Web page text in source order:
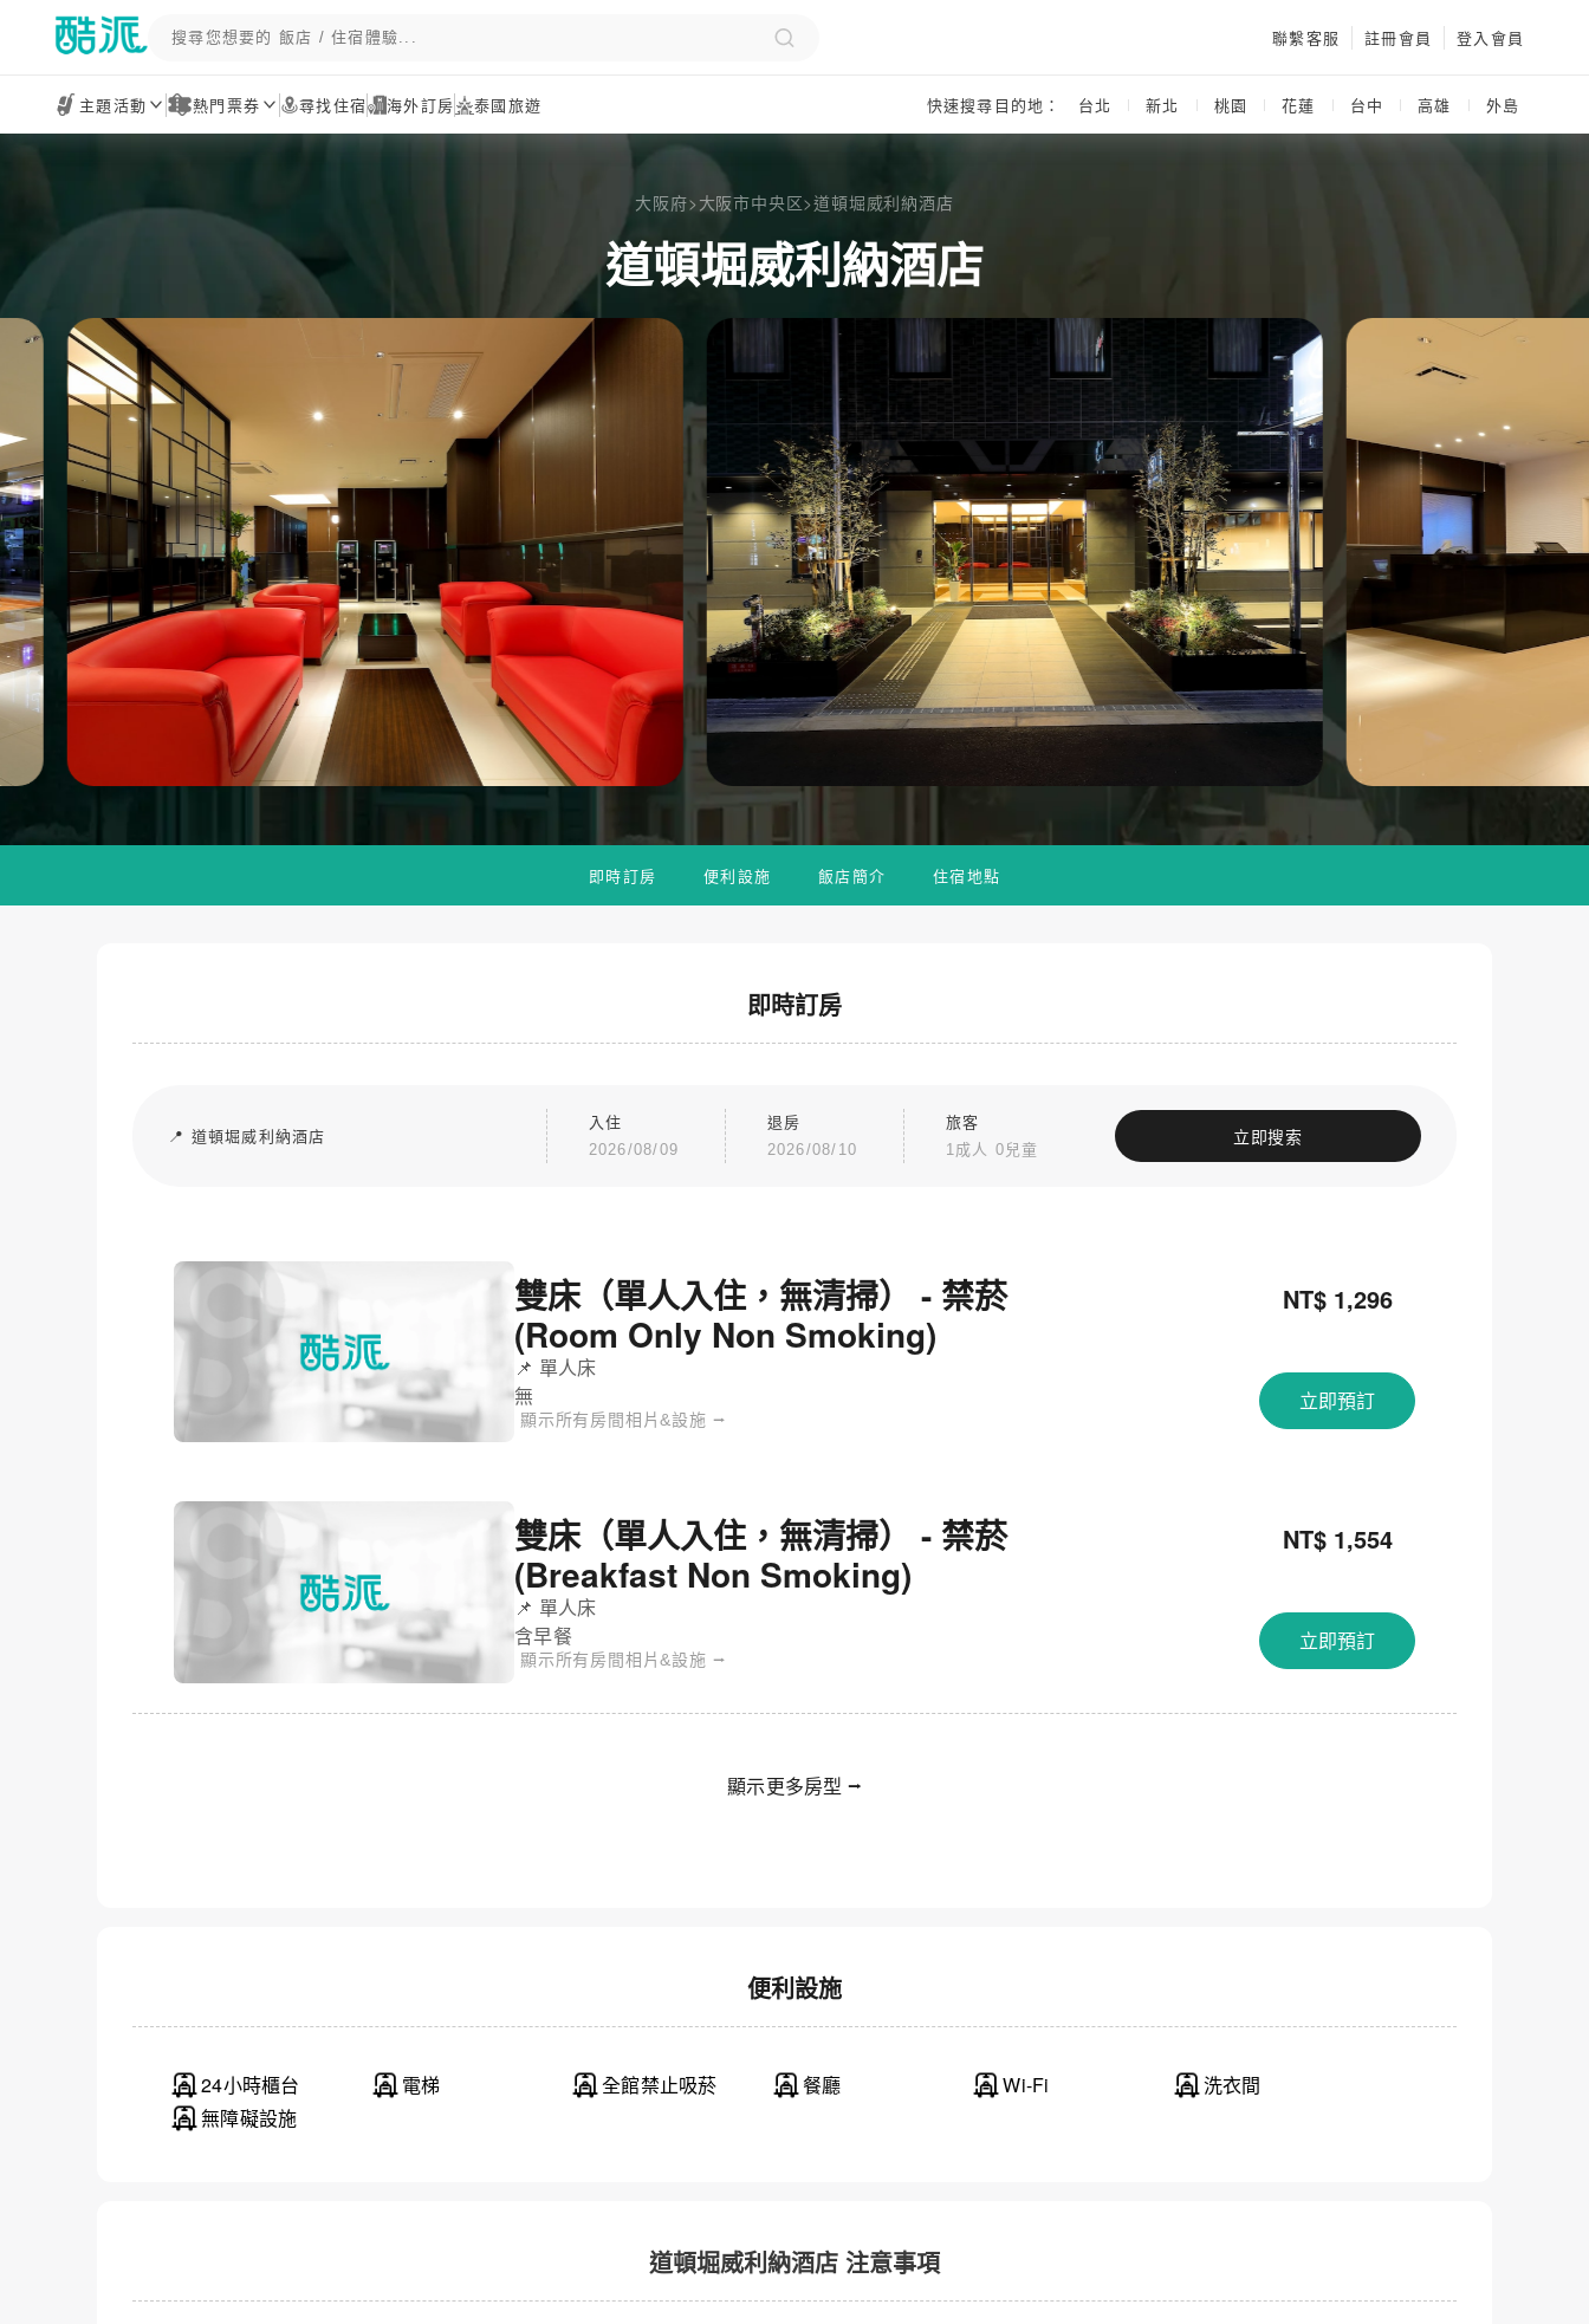
聯繫客服 註冊會員 登入會員
主題活動 熱門票券 尋找住宿 海外訂房 泰國旅遊 快速搜尋目的地： 台北 新北 桃園 花蓮 台中 高雄 外島
大阪府>大阪市中央区>道頓堀威利納酒店
道頓堀威利納酒店
即時訂房 便利設施 飯店簡介 住宿地點
即時訂房
📍 道頓堀威利納酒店
入住
2026/08/09
退房
2026/08/10
旅客
1成人 0兒童
立即搜索
雙床（單人入住，無清掃） - 禁菸
(Room Only Non Smoking)
📌 單人床
無
顯示所有房間相片&設施 ⭢
NT$ 1,296
立即預訂
雙床（單人入住，無清掃） - 禁菸
(Breakfast Non Smoking)
📌 單人床
含早餐
顯示所有房間相片&設施 ⭢
NT$ 1,554
立即預訂
顯示更多房型 ⭢
便利設施
24小時櫃台 電梯 全館禁止吸菸 餐廳 Wi-Fi
洗衣間
無障礙設施
道頓堀威利納酒店 注意事項